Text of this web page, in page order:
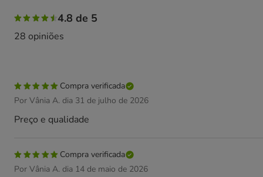
4.8 de 5
28 opiniões
Compra verificada
Por Vânia A. dia 31 de julho de 2026
Preço e qualidade
Compra verificada
Por Vânia A. dia 14 de maio de 2026